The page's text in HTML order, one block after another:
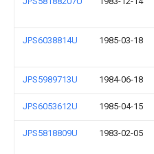
JPS6038814U 1985-03-18
JPS5989713U 1984-06-18
JPS6053612U 1985-04-15
JPS5818809U 1983-02-05